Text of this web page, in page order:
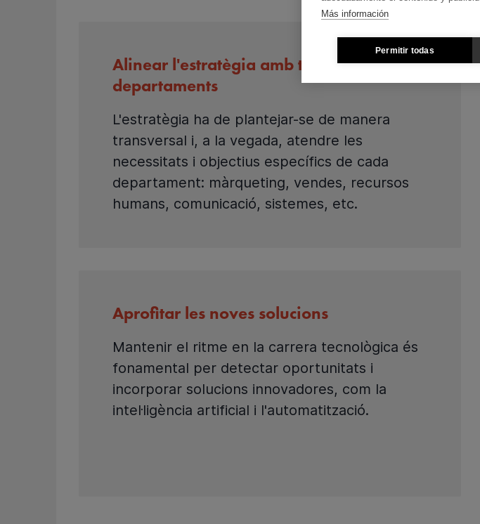
Alinear l'estratègia amb tots els
departaments
L'estratègia ha de plantejar-se de manera
transversal i, a la vegada, atendre les
necessitats i objectius específics de cada
departament: màrqueting, vendes, recursos
humans, comunicació, sistemes, etc.
Aprofitar les noves solucions
Mantenir el ritme en la carrera tecnològica és
fonamental per detectar oportunitats i
incorporar solucions innovadores, com la
intel·ligència artificial i l'automatització.
Más información
Permitir todas